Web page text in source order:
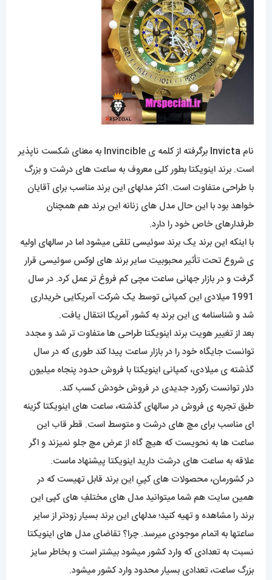
نام Invicta
برگرفته از کلمه ی Invincible به معنای شکست ناپذیر
است. برند اینویکتا بطور کلی معروف به ساعت های درشت و بزرگ
با طراحی متفاوت است. اکثر مدلهای این برند مناسب برای آقایان
خواهد بود با این حال مدل های زنانه این برند هم همچنان
طرفدارهای خاص خود را دارد.
با اینکه این برند یک برند سوئیسی تلقی میشود اما در سالهای اولیه
ی شروع تحت تأثیر محبوبیت سایر برند های لوکس سوئیسی قرار
گرفت و در بازار جهانی ساعت مچی کم فروغ تر عمل کرد. در سال
1991 میلادی این کمپانی توسط یک شرکت آمریکایی خریداری
شد و شناسنامه ی این برند به کشور آمریکا انتقال یافت.
بعد از تغییر هویت برند اینویکتا طراحی ها متفاوت تر شد و مجدد
توانست جایگاه خود را در بازار ساعت پیدا کند طوری که در سال
گذشته ی میلادی، کمپانی اینویکتا با فروش حدود پنجاه میلیون
دلار توانست رکورد جدیدی در فروش خودش کسب کند.
طبق تجربه ی فروش در سالهای گذشته، ساعت های اینویکتا گزینه
ای مناسب برای مچ های درشت و متوسط است. قطر قاب این
ساعت ها به نحویست که هیچ گاه از عرض مچ جلو نمیزند و اگر
علاقه به ساعت های درشت دارید اینویکتا پیشنهاد ماست.
در کشورمان، محصولات های کپیِ این برند قابل تهیست که در
همین سایت هم شما میتوانید مدل های مختلفِ های کپی این
برند را مشاهده و تهیه کنید؛ مدلهای این برند بسیار زودتر از سایر
ساعتها به اتمام موجودی میرسد. چرا؟ تقاضای مدل های اینویکتا
نسبت به تعدادی که وارد کشور میشود بیشتر است و بخاطر سایز
بزرگ ساعت، تعدادی بسیار محدود وارد کشور میشود.